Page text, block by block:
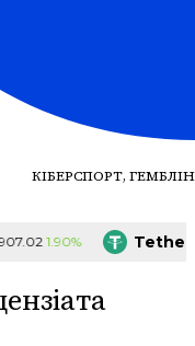
КІБЕРСПОРТ,
1.90%